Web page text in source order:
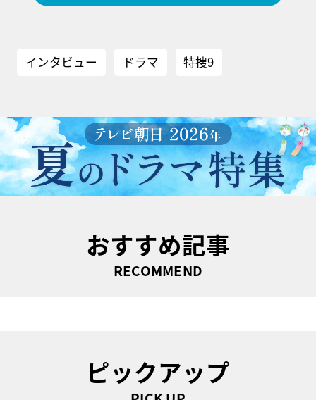
インタビュー ドラマ 特捜9
おすすめ記事
RECOMMEND
ピックアップ